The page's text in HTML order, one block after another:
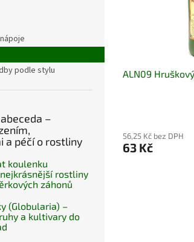
podle stylu
–
a péčí o rostliny
koulenku
rostliny
záhonů
(Globularia) –
a kultivary do
ALN09
56,25 Kč bez DPH
63 Kč